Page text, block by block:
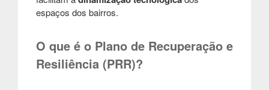
espaços dos bairros.
O que é o Plano de Recuperação e
Resiliência (PRR)?